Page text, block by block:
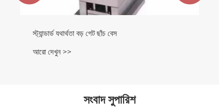
স্ট্যান্ডার্ড যথার্থতা বড় গেট ছাঁচ বেস
আরো দেখুন >>
সংবাদ সুপারিশ